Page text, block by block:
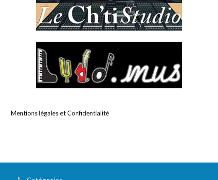
Mentions légales et Confidentialité